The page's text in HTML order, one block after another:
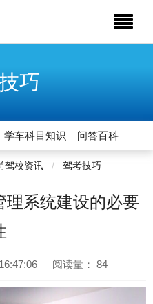
巧
学车科目知识 问答百科
驾校资讯 驾考技巧
理系统建设的必要
阅读量： 84